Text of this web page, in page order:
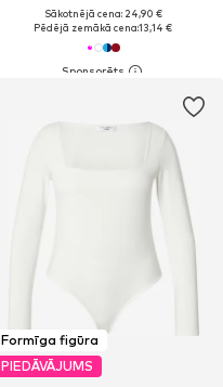
Sākotnējā cena: 24,90 €
Pēdējā zemākā cena:13,14 €
Formīga figūra
PIEDĀVĀJUMS